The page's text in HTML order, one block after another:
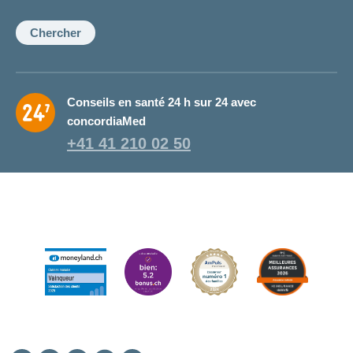
conseillère:
Chercher
Conseils en santé 24 h sur 24 avec
concordiaMed
+41 41 210 02 50